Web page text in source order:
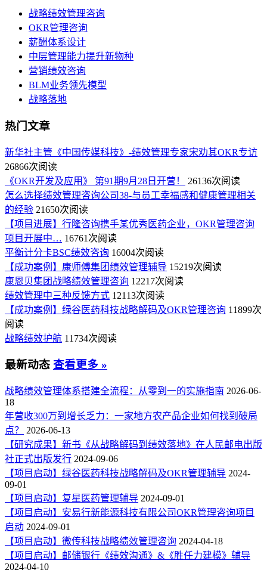
战略绩效管理咨询
OKR管理咨询
薪酬体系设计
中层管理能力提升新物种
营销绩效咨询
BLM业务领先模型
战略落地
热门文章
新华社主管《中国传媒科技》-绩效管理专家宋劝其OKR专访
26866次阅读
《OKR开发及应用》 第91期9月28日开营！
26136次阅读
怎么选择绩效管理咨询公司38-与员工幸福感和健康管理相关
的经验 21650次阅读
【项目进展】行隆咨询携手某优秀医药企业，OKR管理咨询
项目开展中… 16761次阅读
平衡计分卡BSC绩效咨询 16004次阅读
【成功案例】康师傅集团绩效管理辅导 15219次阅读
康恩贝集团战略绩效管理咨询 12217次阅读
绩效管理中三种反馈方式 12113次阅读
【成功案例】绿谷医药科技战略解码及OKR管理咨询 11899次
阅读
战略绩效护航 11734次阅读
最新动态 查看更多 »
战略绩效管理体系搭建全流程：从零到一的实施指南 2026-06-
18
年营收300万到增长乏力：一家地方农产品企业如何找到破局
点？
2026-06-13
【研究成果】新书《从战略解码到绩效落地》在人民邮电出版
社正式出版发行 2024-09-06
【项目启动】绿谷医药科技战略解码及OKR管理辅导 2024-
09-01
【项目启动】复星医药管理辅导 2024-09-01
【项目启动】安易行新能源科技有限公司OKR管理咨询项目
启动 2024-09-01
【项目启动】微传科技战略绩效管理咨询 2024-04-18
【项目启动】邮储银行《绩效沟通》&《胜任力建模》辅导
2024-04-10